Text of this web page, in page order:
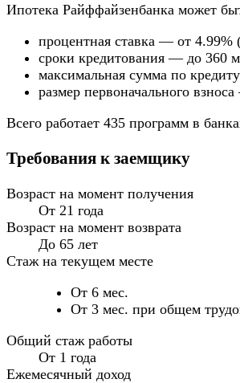
Ипотека Райффайзенбанка может
процентная ставка — от 4.99%
сроки кредитования — до 360
максимальная сумма по
размер первоначального
Всего работает 435 программ в
Требования к заемщику
Возраст на момент получения
От 21 года
Возраст на момент возврата
До 65 лет
Стаж на текущем месте
От 6 мес.
От 3 мес. при общем
Общий стаж работы
От 1 года
Ежемесячный доход